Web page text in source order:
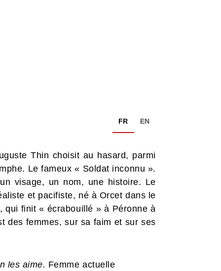
FR EN
Thin choisit au hasard, parmi
Le fameux « Soldat inconnu ».
visage, un nom, une histoire. Le
et pacifiste, né à Orcet dans le
qui finit « écrabouillé » à Péronne à
des femmes, sur sa faim et sur ses
les aime. Femme actuelle